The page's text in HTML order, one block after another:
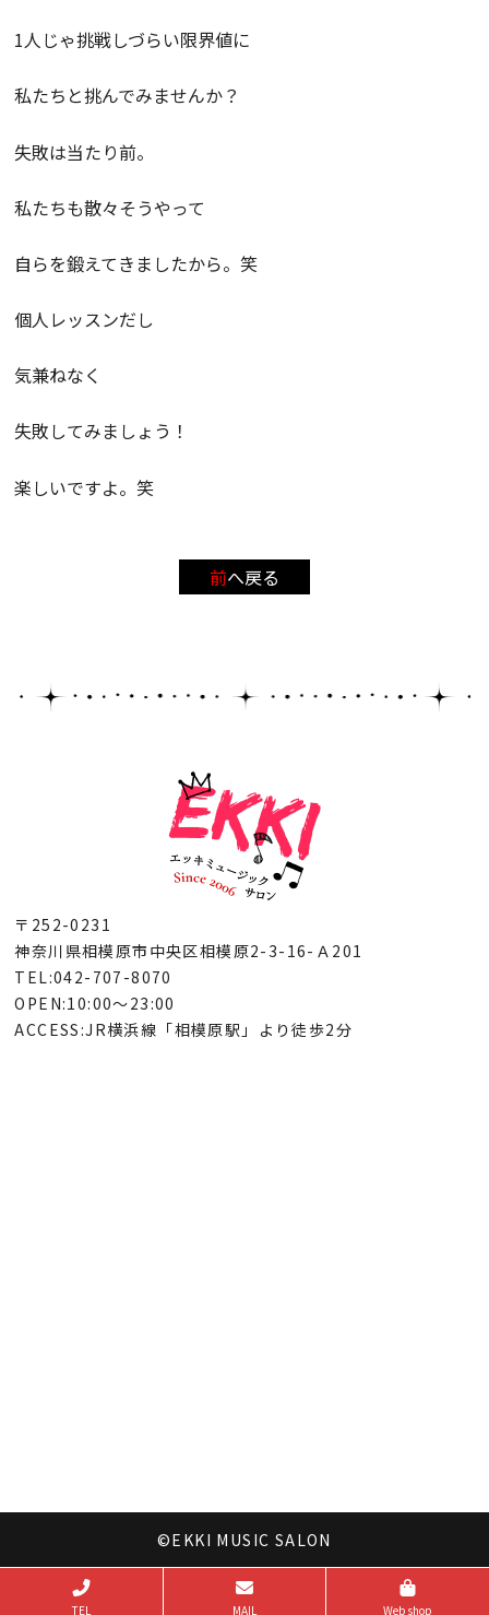
1人じゃ挑戦しづらい限界値に
私たちと挑んでみませんか？
失敗は当たり前。
私たちも散々そうやって
自らを鍛えてきましたから。笑
個人レッスンだし
気兼ねなく
失敗してみましょう！
楽しいですよ。笑
前へ戻る
〒252-0231
神奈川県相模原市中央区相模原2-3-16-Ａ201
TEL:042-707-8070
OPEN:10:00～23:00
ACCESS:JR横浜線「相模原駅」より徒歩2分
TEL MAIL Web shop
©EKKI MUSIC SALON